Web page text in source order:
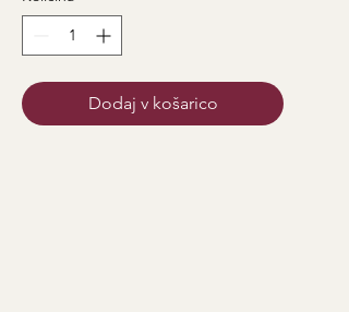
Dodaj v košarico